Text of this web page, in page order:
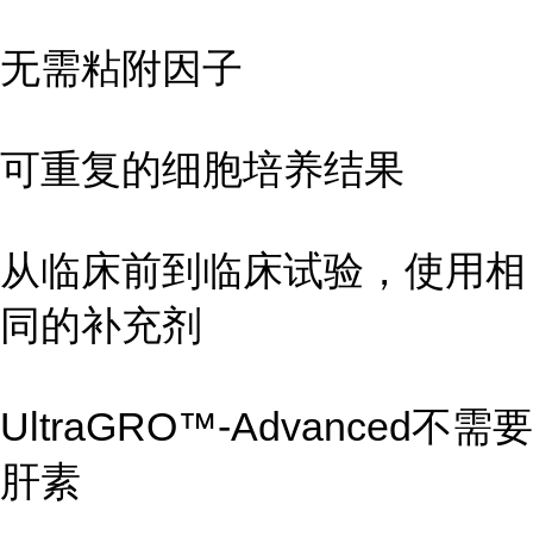
无需粘附因子
可重复的细胞培养结果
从临床前到临床试验，使用相
同的补充剂
UltraGRO™-Advanced不需要
肝素